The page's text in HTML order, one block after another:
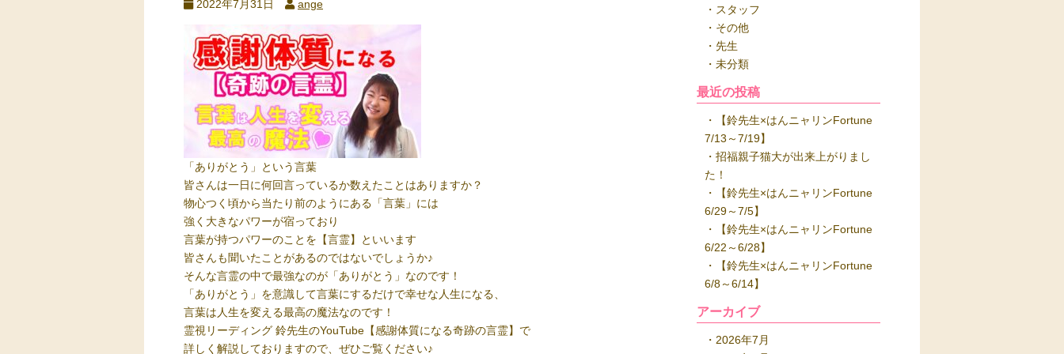
2022年7月31日 ange
「ありがとう」という言葉
皆さんは一日に何回言っているか数えたことはありますか？
物心つく頃から当たり前のようにある「言葉」には
強く大きなパワーが宿っており
言葉が持つパワーのことを【言霊】といいます
皆さんも聞いたことがあるのではないでしょうか♪
そんな言霊の中で最強なのが「ありがとう」なのです！
「ありがとう」を意識して言葉にするだけで幸せな人生になる、
言葉は人生を変える最高の魔法なのです！
霊視リーディング 鈴先生のYouTube【感謝体質になる奇跡の言霊】で
詳しく解説しておりますので、ぜひご覧ください♪
スタッフ
その他
先生
未分類
最近の投稿
【鈴先生×はんニャリンFortune
7/13～7/19】
招福親子猫大が出来上がりまし
た！
【鈴先生×はんニャリンFortune
6/29～7/5】
【鈴先生×はんニャリンFortune
6/22～6/28】
【鈴先生×はんニャリンFortune
6/8～6/14】
アーカイブ
2026年7月